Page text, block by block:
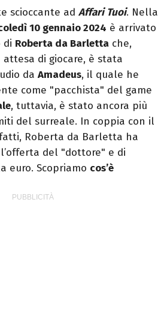
scioccante ad Affari Tuoi. Nella
10 gennaio 2024 è arrivato
di Roberta da Barletta che,
di giocare, è stata
da Amadeus, il quale he
come "pacchista" del game
, tuttavia, è stato ancora più
del surreale. In coppia con il
Roberta da Barletta ha
del "dottore" e di
euro. Scopriamo cos’è